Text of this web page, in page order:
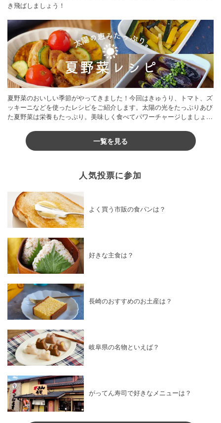
き飛ばしましょう！
夏野菜のおいしい季節がやってきました！今回はきゅうり、トマト、ズ
ッキーニなどを使ったレシピをご紹介します。太陽の光をたっぷりあび
た夏野菜は栄養もたっぷり。美味しく食べてパワーチャージしましょう
一覧を見る
人気投票に参加
よく買う市販の食パンは？
好きな主食は？
長崎のおすすめのお土産は？
岐阜県の名物といえば？
がってん寿司で好きなメニューは？